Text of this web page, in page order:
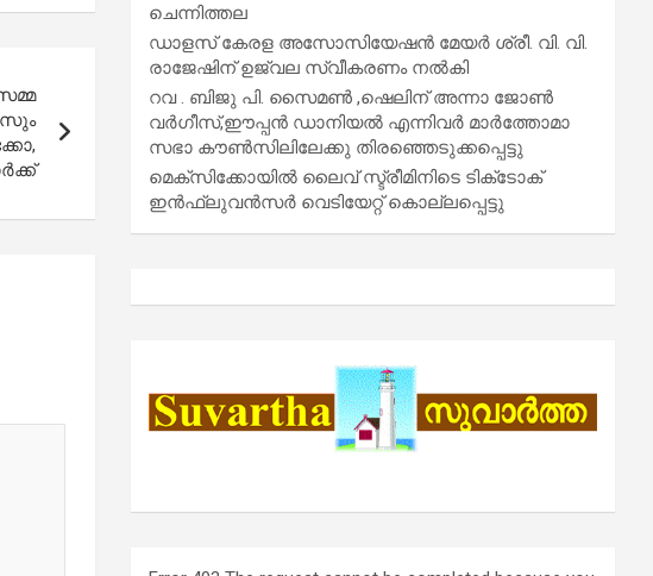
ചെന്നിത്തല
ഡാളസ് കേരള അസോസിയേഷൻ മേയർ ശ്രീ. വി. വി.
രാജേഷിന് ഉജ്വല സ്വീകരണം നൽകി
റവ . ബിജു പി. സൈമൺ ,ഷെലിന് അന്നാ ജോൺ
വർഗീസ്,ഈപ്പൻ ഡാനിയൽ എന്നിവർ മാർത്തോമാ
സഭാ കൗൺസിലിലേക്കു തിരഞ്ഞെടുക്കപ്പെട്ടു
മെക്സിക്കോയിൽ ലൈവ് സ്ട്രീമിനിടെ ടിക്‌ടോക്
ഇൻഫ്ലുവൻസർ വെടിയേറ്റ് കൊല്ലപ്പെട്ടു